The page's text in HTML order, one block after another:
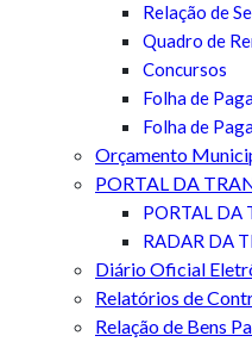
Relação de
Quadro de
Concursos
Folha de
Folha de
Orçamento
PORTAL DA
PORTAL DA
RADAR DA
Diário Oficial
Relatórios de
Relação de Bens